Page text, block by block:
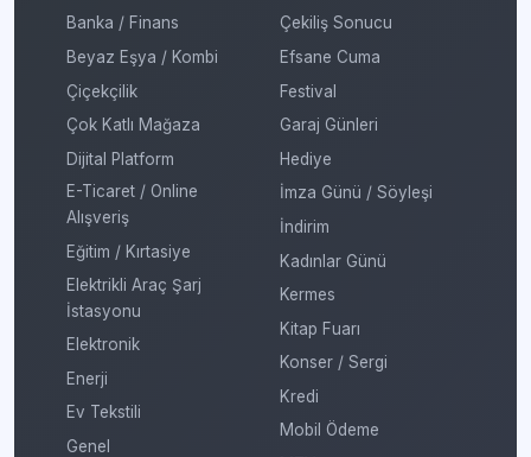
Banka / Finans
Beyaz Eşya / Kombi
Çiçekçilik
Çok Katlı Mağaza
Dijital Platform
E-Ticaret / Online
Alışveriş
Eğitim / Kırtasiye
Elektrikli Araç Şarj
İstasyonu
Elektronik
Enerji
Ev Tekstili
Genel
Çekiliş Sonucu
Efsane Cuma
Festival
Garaj Günleri
Hediye
İmza Günü / Söyleşi
İndirim
Kadınlar Günü
Kermes
Kitap Fuarı
Konser / Sergi
Kredi
Mobil Ödeme